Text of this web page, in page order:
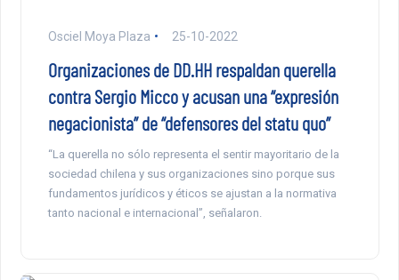
Osciel Moya Plaza 25-10-2022
Organizaciones de DD.HH respaldan querella
contra Sergio Micco y acusan una “expresión
negacionista” de “defensores del statu quo”
“La querella no sólo representa el sentir mayoritario de la
sociedad chilena y sus organizaciones sino porque sus
fundamentos jurídicos y éticos se ajustan a la normativa
tanto nacional e internacional”, señalaron.